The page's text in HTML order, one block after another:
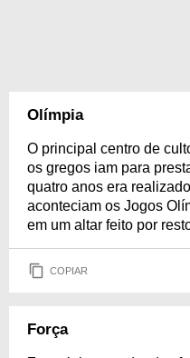
Olímpia
O principal centro de
os gregos iam para
quatro anos era
aconteciam os Jogos
em um altar feito por
COPIAR
Força